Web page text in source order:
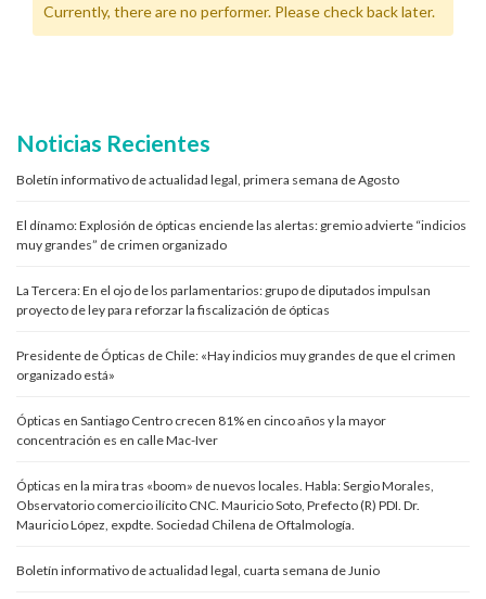
Currently, there are no performer. Please check back later.
Noticias Recientes
Boletín informativo de actualidad legal, primera semana de Agosto
El dínamo: Explosión de ópticas enciende las alertas: gremio advierte “indicios
muy grandes” de crimen organizado
La Tercera: En el ojo de los parlamentarios: grupo de diputados impulsan
proyecto de ley para reforzar la fiscalización de ópticas
Presidente de Ópticas de Chile: «Hay indicios muy grandes de que el crimen
organizado está»
Ópticas en Santiago Centro crecen 81% en cinco años y la mayor
concentración es en calle Mac-Iver
Ópticas en la mira tras «boom» de nuevos locales. Habla: Sergio Morales,
Observatorio comercio ilícito CNC. Mauricio Soto, Prefecto (R) PDI. Dr.
Mauricio López, expdte. Sociedad Chilena de Oftalmología.
Boletín informativo de actualidad legal, cuarta semana de Junio